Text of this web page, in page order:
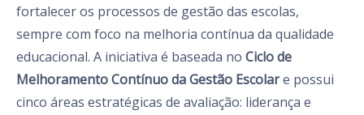
fortalecer os processos de gestão das escolas,
sempre com foco na melhoria contínua da qualidade
educacional. A iniciativa é baseada no Ciclo de
Melhoramento Contínuo da Gestão Escolare possui
cinco áreas estratégicas de avaliação: liderança e